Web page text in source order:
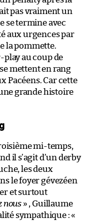
pas vraiment un
se termine avec
aux urgences par
la pommette.
play au coup de
mettent en rang
Pacéens. Car cette
grande histoire
mi-temps,
il s’agit d’un derby
les deux
le foyer gévezéen
et surtout
nous » , Guillaume
sympathique : «